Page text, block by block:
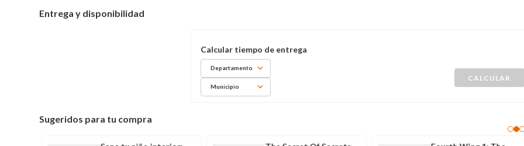
Entrega y disponibilidad
Departamento
Municipio
Sugeridos para tu compra